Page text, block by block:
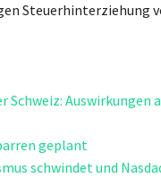
Steuerhinterziehung
Schweiz: Auswirkungen
geplant
schwindet und